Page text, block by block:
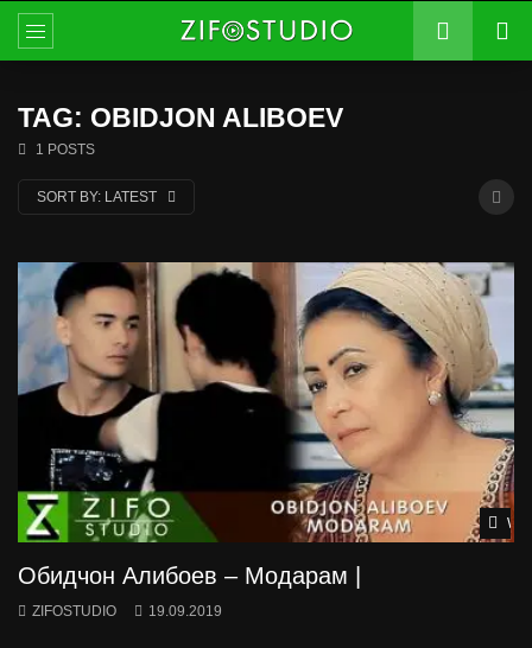
TAG: OBIDJON ALIBOEV
1 POSTS
SORT BY: LATEST
Обидчон Алибоев – Модарам |
ZIFOSTUDIO 19.09.2019